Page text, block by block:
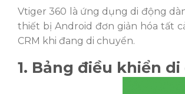
Vtiger 360 là ứng dụng di động
thiết bị Android đơn giản hóa tất
CRM khi đang di chuyển.
1. Bảng điều khiển